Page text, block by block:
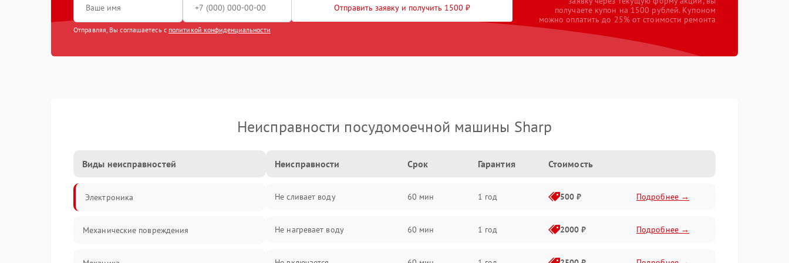
Отправить заявку и получить 1500 ₽
Отправляя, Вы соглашаетесь с политикой конфиденциальности
получаете купон на 1500 рублей. Купоном
можно оплатить до 25% от стоимости ремонта
Неисправности посудомоечной машины Sharp
Виды неисправностей
Электроника
Механические повреждения
Неисправности Срок Гарантия Стоимость
Не сливает воду 60 мин 1 год 500 ₽ Подробнее →
Не нагревает воду 60 мин 1 год 2000 ₽ Подробнее →